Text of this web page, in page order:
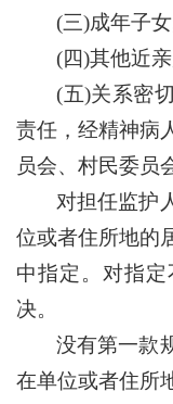
(三)成年子
(四)其他近
(五)关系密
责任，经精神病
员会、村民委员
对担任监护
位或者住所地的
中指定。对指
决。
没有第一款
在单位或者住所